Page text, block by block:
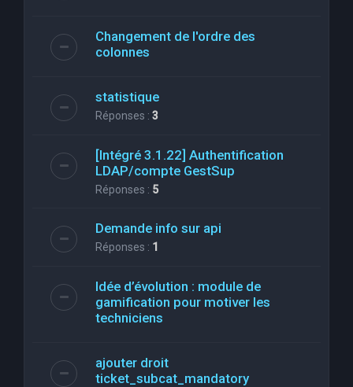
Changement de l'ordre des
colonnes
statistique
Réponses : 3
[Intégré 3.1.22] Authentification
LDAP/compte GestSup
Réponses : 5
Demande info sur api
Réponses : 1
Idée d’évolution : module de
gamification pour motiver les
techniciens
ajouter droit
ticket_subcat_mandatory